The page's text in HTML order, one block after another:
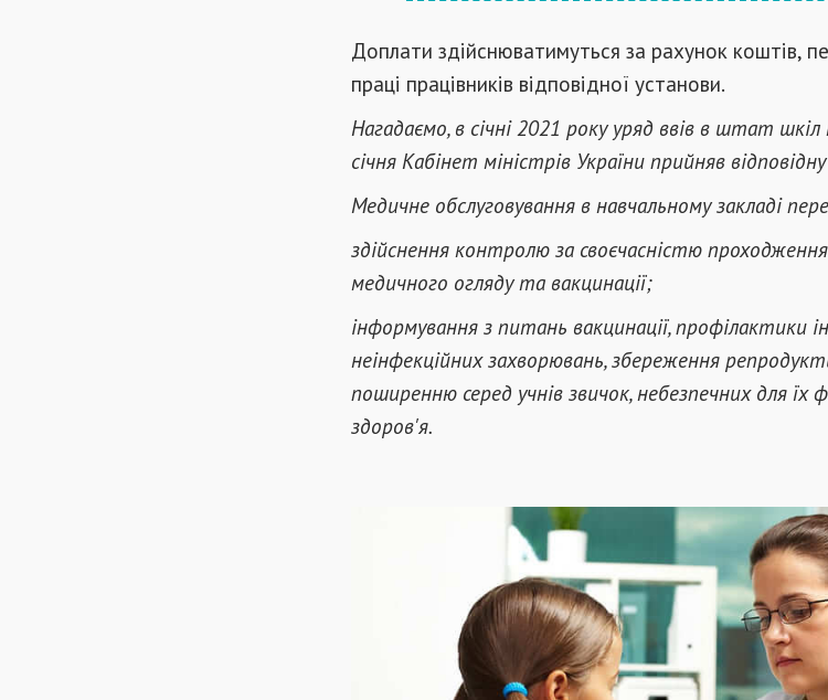
Доплати здійснюватимуться за рахунок коштів,
праці працівників відповідної установи.
Нагадаємо, в січні 2021 року уряд ввів в штат
січня Кабінет міністрів України прийняв
Медичне обслуговування в навчальному закладі
здійснення контролю за своєчасністю
медичного огляду та вакцинації;
інформування з питань вакцинації, профілактики
неінфекційних захворювань, збереження
поширенню серед учнів звичок, небезпечних для їх
здоров'я.